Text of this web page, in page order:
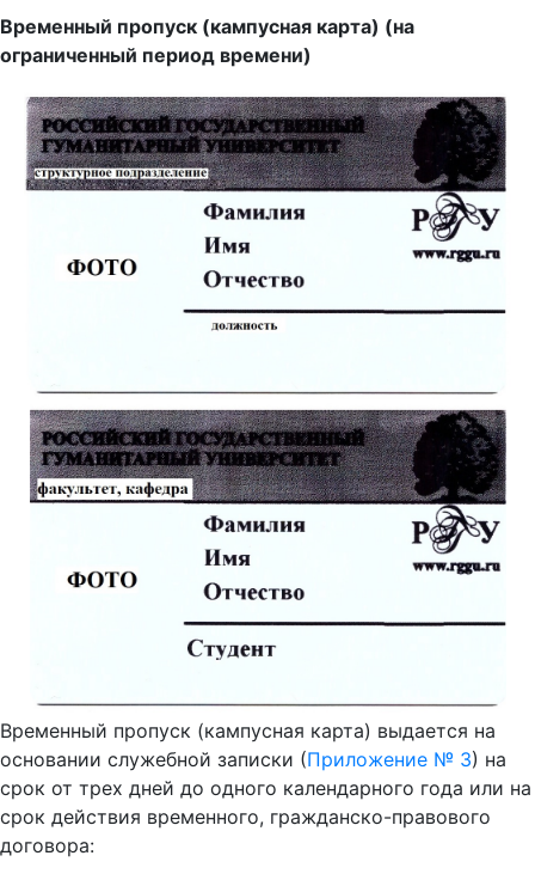
Временный пропуск (кампусная карта) (на
ограниченный период времени)
Временный пропуск (кампусная карта) выдается на
основании служебной записки (Приложение № 3) на
срок от трех дней до одного календарного года или на
срок действия временного, гражданско-правового
договора: